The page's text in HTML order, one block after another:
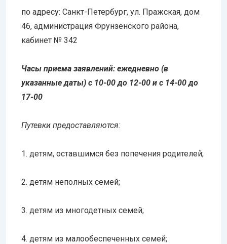
по адресу: Санкт-Петербург, ул. Пражская, дом
46, администрация Фрунзенского района,
кабинет № 342
Часы приема заявлений: ежедневно (в
указанные даты) с 10-00 до 12-00 и с 14-00 до
17-00
Путевки предоставляются:
1. детям, оставшимся без попечения родителей;
2. детям неполных семей;
3. детям из многодетных семей;
4. детям из малообеспеченных семей;